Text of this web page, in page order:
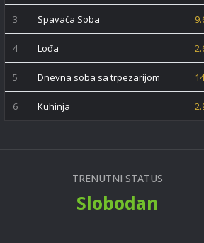
3 Spavaća Soba
4 Lođa
5 Dnevna soba sa trpezarijom
6 Kuhinja
TRENUTNI STATUS
Slobodan